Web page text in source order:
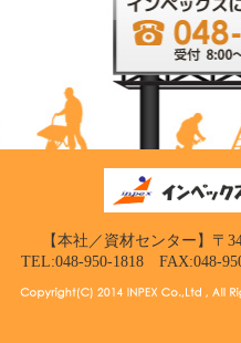
【本社／資材センター】〒
TEL:048-950-1818 FAX:048-